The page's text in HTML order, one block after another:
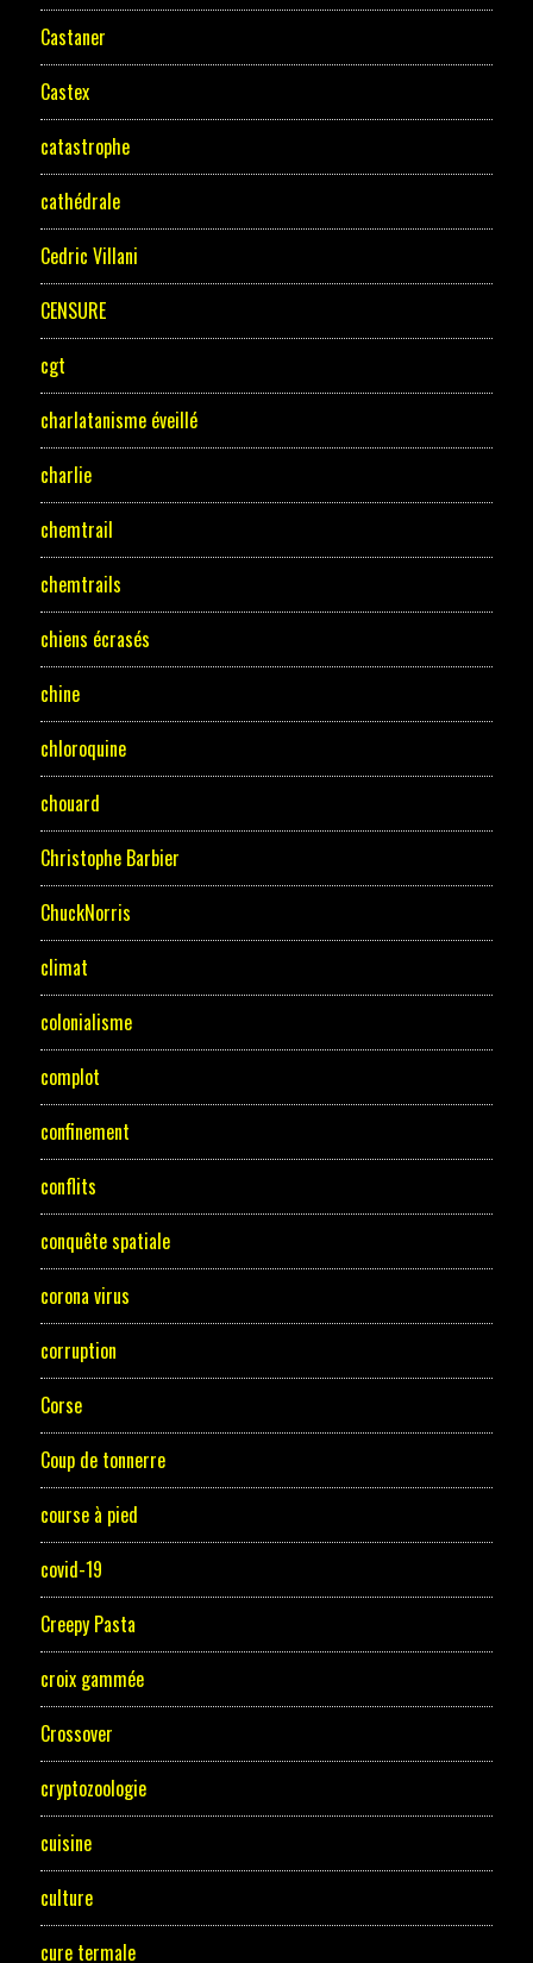
Castaner
Castex
catastrophe
cathédrale
Cedric Villani
CENSURE
cgt
charlatanisme éveillé
charlie
chemtrail
chemtrails
chiens écrasés
chine
chloroquine
chouard
Christophe Barbier
ChuckNorris
climat
colonialisme
complot
confinement
conflits
conquête spatiale
corona virus
corruption
Corse
Coup de tonnerre
course à pied
covid-19
Creepy Pasta
croix gammée
Crossover
cryptozoologie
cuisine
culture
cure termale